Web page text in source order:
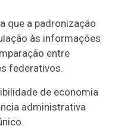
que a padronização
às informações
entre
federativos.
de economia
administrativa